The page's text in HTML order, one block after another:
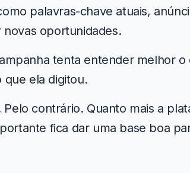
palavras-chave atuais,
novas oportunidades.
tenta entender melhor o
que ela digitou.
Pelo contrário. Quanto mais a
fica dar uma base boa